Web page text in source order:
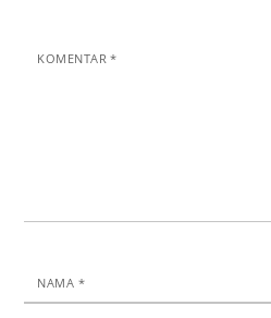
KOMENTAR*
NAMA *